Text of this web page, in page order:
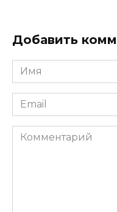
Добавить
Имя
*
Email
*
Комментарий